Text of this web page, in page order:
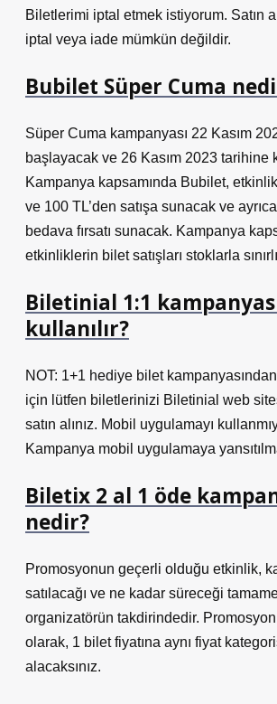
Biletlerimi iptal etmek istiyorum. Satın
iptal veya iade mümkün değildir.
Bubilet Süper Cuma
Süper Cuma kampanyası 22 Kasım
başlayacak ve 26 Kasım 2023 tarihine
Kampanya kapsamında Bubilet,
ve 100 TL’den satışa sunacak ve
bedava fırsatı sunacak. Kampanya
etkinliklerin bilet satışları stoklarla
Biletinial 1:1
kullanılır?
NOT: 1+1 hediye bilet
için lütfen biletlerinizi Biletinial web
satın alınız. Mobil uygulamayı
Kampanya mobil uygulamaya
Biletix 2 al 1 öde
nedir?
Promosyonun geçerli olduğu etkinlik,
satılacağı ve ne kadar süreceği
organizatörün takdirindedir.
olarak, 1 bilet fiyatına aynı fiyat
alacaksınız.